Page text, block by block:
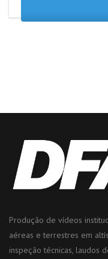
Produção de vídeos
aéreas e terrestres em
inspeção técnicas, laudos